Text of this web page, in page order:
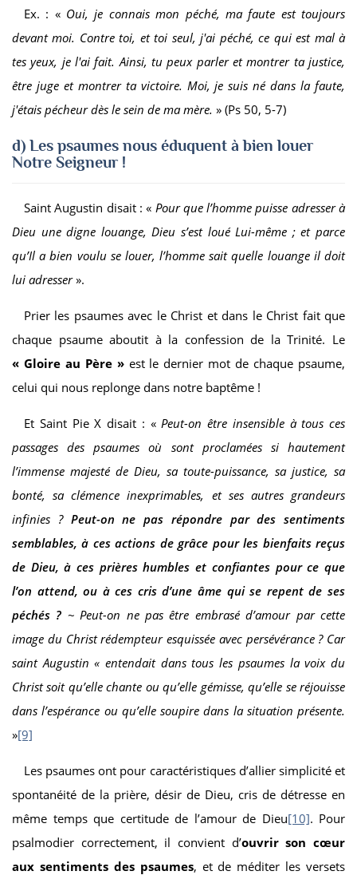
Ex. : « Oui, je connais mon péché, ma faute est toujours
devant moi. Contre toi, et toi seul, j'ai péché, ce qui est mal à
tes yeux, je l'ai fait. Ainsi, tu peux parler et montrer ta justice,
être juge et montrer ta victoire. Moi, je suis né dans la faute,
j'étais pécheur dès le sein de ma mère. » (Ps 50, 5-7)
d) Les psaumes nous éduquent à bien louer
Notre Seigneur !
Saint Augustin disait : « Pour que l’homme puisse adresser à
Dieu une digne louange, Dieu s’est loué Lui-même ; et parce
qu’Il a bien voulu se louer, l’homme sait quelle louange il doit
lui adresser».
Prier les psaumes avec le Christ et dans le Christ fait que
chaque psaume aboutit à la confession de la Trinité. Le
« Gloire au Père »est le dernier mot de chaque psaume,
celui qui nous replonge dans notre baptême !
Et Saint Pie X disait : « Peut-on être insensible à tous ces
passages des psaumes où sont proclamées si hautement
l’immense majesté de Dieu, sa toute-puissance, sa justice, sa
bonté, sa clémence inexprimables, et ses autres grandeurs
infinies ? Peut-on ne pas répondre par des sentiments
semblables, à ces actions de grâce pour les bienfaits reçus
de Dieu, à ces prières humbles et confiantes pour ce que
l’on attend, ou à ces cris d’une âme qui se repent de ses
péchés ? ~ Peut-on ne pas être embrasé d’amour par cette
image du Christ rédempteur esquissée avec persévérance ? Car
saint Augustin « entendait dans tous les psaumes la voix du
Christ soit qu’elle chante ou qu’elle gémisse, qu’elle se réjouisse
dans l’espérance ou qu’elle soupire dans la situation présente.
»[9]
Les psaumes ont pour caractéristiques d’allier simplicité et
spontanéité de la prière, désir de Dieu, cris de détresse en
même temps que certitude de l’amour de Dieu[10]. Pour
psalmodier correctement, il convient d’ouvrir son cœur
aux sentiments des psaumes, et de méditer les versets